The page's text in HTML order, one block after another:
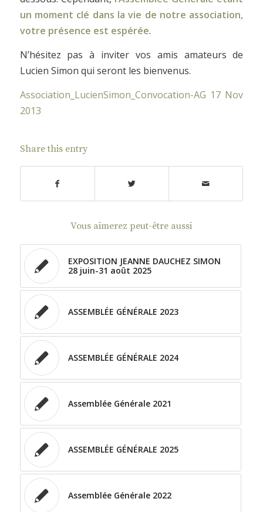
un moment clé dans la vie de notre association,
votre présence est espérée.
N’hésitez pas à inviter vos amis amateurs de
Lucien Simon qui seront les bienvenus.
Association_LucienSimon_Convocation-AG 17 Nov
2013
Share this entry
Vous aimerez peut-être aussi
EXPOSITION JEANNE DAUCHEZ SIMON
28 juin-31 août 2025
ASSEMBLÉE GÉNÉRALE 2023
ASSEMBLÉE GÉNÉRALE 2024
Assemblée Générale 2021
ASSEMBLÉE GÉNÉRALE 2025
Assemblée Générale 2022